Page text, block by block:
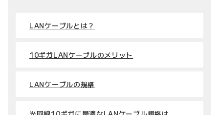
LANケーブルとは？
10ギガLANケーブルのメリット
LANケーブルの規格